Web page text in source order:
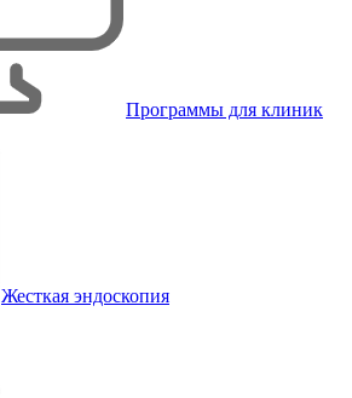
Программы для клиник
Жесткая эндоскопия